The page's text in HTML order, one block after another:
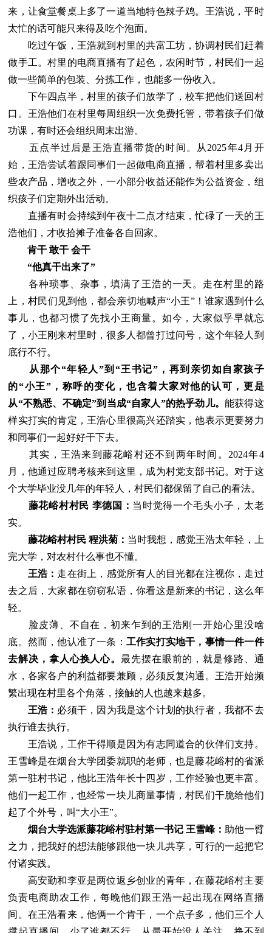
来，让食堂餐桌上多了一道当地特色辣子鸡。王浩说，平时
太忙的话可能只来得及吃个泡面。
吃过午饭，王浩就到村里的共富工坊，协调村民们赶着
做手工。村里的电商直播有了起色，农闲时节，村民们一起
做一些简单的包装、分拣工作，也能多一份收入。
下午四点半，村里的孩子们放学了，校车把他们送回村
口。王浩他们在村里每周组织一次免费托管，带着孩子们做
功课，有时还会组织周末出游。
五点半过后是王浩直播带货的时间。从2025年4月开
始，王浩尝试着跟同事们一起做电商直播，帮着村里多卖出
些农产品，增收之外，一小部分收益还能作为公益资金，组
织孩子们定期外出活动。
直播有时会持续到午夜十二点才结束，忙碌了一天的王
浩他们，才收拾摊子准备各自回家。
肯干 敢干 会干
“他真干出来了”
各种琐事、杂事，填满了王浩的一天。走在村里的路
上，村民们见到他，都会亲切地喊声“小王”！谁家遇到什么
事儿，也都习惯了先找小王商量。如今，大家似乎早就忘
了，小王刚来村里时，很多人都曾打过问号，这个年轻人到
底行不行。
从那个“年轻人”到“王书记”，再到亲切如自家孩子
的“小王”，称呼的变化，也含着大家对他的认可，更是
从“不熟悉、不确定”到当成“自家人”的热乎劲儿。 能获得这
样实打实的肯定，王浩心里很高兴还踏实，他表示更要努力
和同事们一起好好干下去。
其实，王浩来到藤花峪村还不到两年时间。2024年4
月，他通过应聘考核来到这里，成为村党支部书记。对于这
个大学毕业没几年的年轻人，村民们都保留了自己的看法。
藤花峪村村民 李德国： 当时觉得一个毛头小子，太老
实。
藤花峪村村民 程洪菊： 当时我想，感觉王浩太年轻，上
完大学，对农村什么事也不懂。
王浩： 走在街上，感觉所有人的目光都在注视你，走过
去之后，大家都在窃窃私语，你看这是新来的书记，这么年
轻。
脸皮薄、不自在，初来乍到的王浩刚一开始心里没啥
底。然而，他认准了一条： 工作实打实地干，事情一件一件
去解决，拿人心换人心。最先摆在眼前的，就是修路、通
水，各家各户的利益都要兼顾，必须反复沟通。王浩开始频
繁出现在村里各个角落，接触的人也越来越多。
王浩： 必须干，因为我是这个计划的执行者，我都不去
执行谁去执行。
王浩说，工作干得顺是因为有志同道合的伙伴们支持。
王雪峰是在烟台大学团委就职的老师，也是藤花峪村的省派
第一驻村书记，他比王浩年长十四岁，工作经验也更丰富。
他们一起工作，也经常一块儿商量事情，村民们干脆给他们
起了个外号，叫“大小王”。
烟台大学选派藤花峪村驻村第一书记 王雪峰： 助他一臂
之力，把我好的想法能够跟他一块儿共享，可行的一起把它
付诸实践。
高安勤和李亚是两位返乡创业的青年，在藤花峪村主要
负责电商助农工作，每晚他们跟王浩一起出现在网络直播
间。在王浩看来，他俩一个肯干，一个点子多，他们三个人